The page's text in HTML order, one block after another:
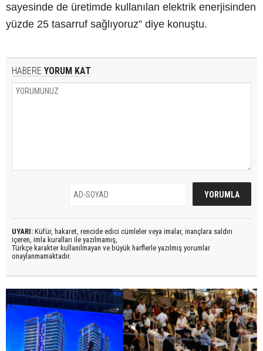
sayesinde de üretimde kullanılan elektrik enerjisinden
yüzde 25 tasarruf sağlıyoruz” diye konuştu.
HABERE YORUM KAT
UYARI: Küfür, hakaret, rencide edici cümleler veya imalar, inançlara saldırı
içeren, imla kuralları ile yazılmamış,
Türkçe karakter kullanılmayan ve büyük harflerle yazılmış yorumlar
onaylanmamaktadır.